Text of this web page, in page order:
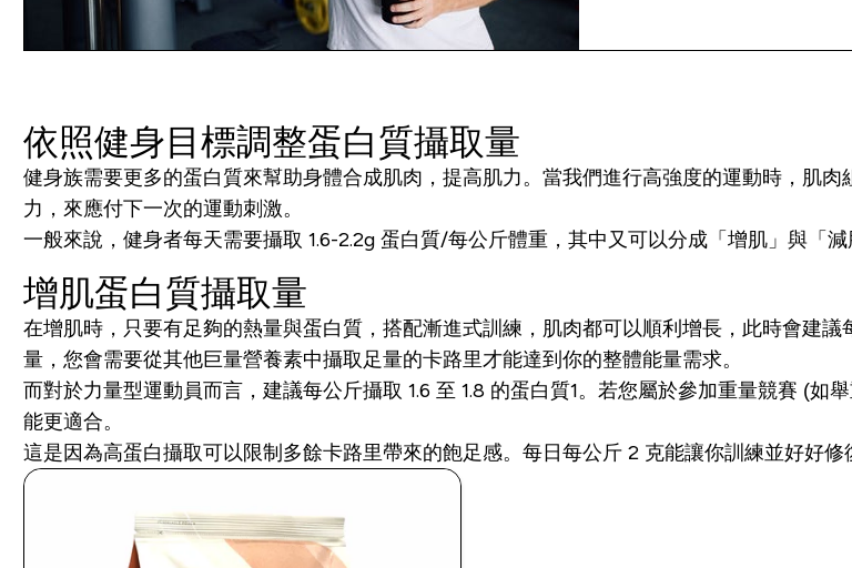
依照健身目標調整蛋白質攝取量
健身族需要更多的蛋白質來幫助身體合成肌肉，提高肌力。當我們進行高強度的運動時，肌
力，來應付下一次的運動刺激。
一般來說，健身者每天需要攝取 1.6-2.2g 蛋白質/每公斤體重，其中又可以分成「增肌」與「減
增肌蛋白質攝取量
在增肌時，只要有足夠的熱量與蛋白質，搭配漸進式訓練，肌肉都可以順利增長，此時會建
量，您會需要從其他巨量營養素中攝取足量的卡路里才能達到你的整體能量需求。
而對於力量型運動員而言，建議每公斤攝取 1.6 至 1.8 的蛋白質1。若您屬於參加重量競賽 (
能更適合。
這是因為高蛋白攝取可以限制多餘卡路里帶來的飽足感。每日每公斤 2 克能讓你訓練並好好修